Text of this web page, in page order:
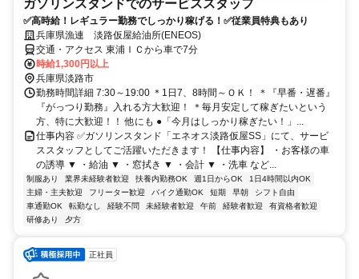
ガソリンスタンドでのサービススタッフ
✅高時給！レギュラー勤務でしっかり稼げる！✅従業員特典もあり
兵庫県漁連 淡路仮屋給油所(ENEOS)
交通・アクセス 東浦ＩＣから車で7分
時給1,300円以上
兵庫県淡路市
勤務時間詳細 7:30～19:00 ＊1日7、8時間～ＯＫ！ ＊『早番・遅番』
『がっつり勤務』入れる方大歓迎！ ＊毎月安定して稼ぎたいという
方、特に大歓迎！！ 他にも ●「今月はしっかり稼ぎたい！」...
仕事内容 ✅ガソリンスタンド「エネオス淡路仮屋SS」にて、サービ
ススタッフとしてご活躍いただきます！ 【仕事内容】 ・お客様の車
の誘導 ▼ ・給油 ▼ ・窓拭き ▼ ・会計 ▼ ・洗車 など...
制服あり 業界未経験者歓迎 扶養内勤務OK 週1日からOK
1日4時間以内OK
主婦・主夫歓迎
フリーター歓迎 バイク通勤OK 短期 早朝
シフト自由
車通勤OK
転勤なし 経験不問 未経験者歓迎 午前 経験者歓迎
有資格者歓迎
研修あり
夕方
正社員